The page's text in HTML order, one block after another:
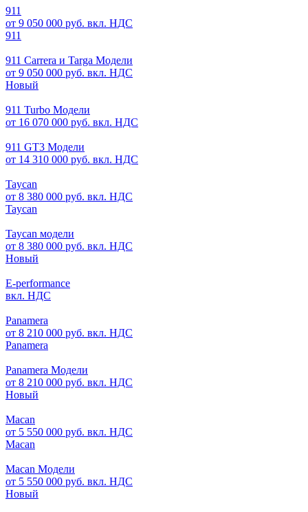
911
от 9 050 000 руб. вкл. НДС
911
911 Carrera и Targa Модели
от 9 050 000 руб. вкл. НДС
Новый
911 Turbo Модели
от 16 070 000 руб. вкл. НДС
911 GT3 Модели
от 14 310 000 руб. вкл. НДС
Taycan
от 8 380 000 руб. вкл. НДС
Taycan
Taycan модели
от 8 380 000 руб. вкл. НДС
Новый
E-performance
вкл. НДС
Panamera
от 8 210 000 руб. вкл. НДС
Panamera
Panamera Модели
от 8 210 000 руб. вкл. НДС
Новый
Macan
от 5 550 000 руб. вкл. НДС
Macan
Macan Модели
от 5 550 000 руб. вкл. НДС
Новый